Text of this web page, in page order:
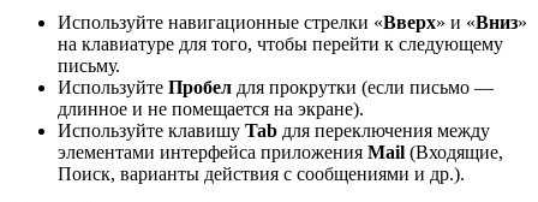
Используйте навигационные стрелки «Вверх» и «Вниз»
на клавиатуре для того, чтобы перейти к следующему
письму.
Используйте Пробел для прокрутки (если письмо —
длинное и не помещается на экране).
Используйте клавишу Tab для переключения между
элементами интерфейса приложения Mail (Входящие,
Поиск, варианты действия с сообщениями и др.).